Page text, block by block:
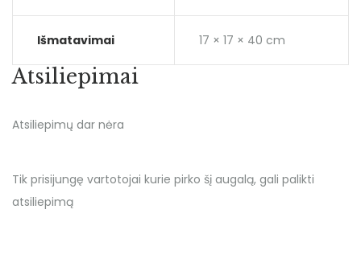
Išmatavimai 17 × 17 × 40 cm
Atsiliepimai
Atsiliepimų dar nėra
Tik prisijungę vartotojai kurie pirko šį augalą, gali palikti
atsiliepimą